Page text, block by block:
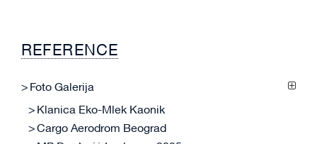
REFERENCE
Foto Galerija
Klanica Eko-Mlek Kaonik
Cargo Aerodrom Beograd